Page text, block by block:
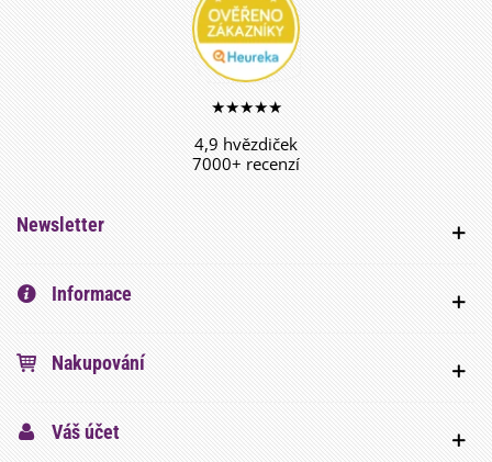
★★★★★
4,9 hvězdiček
7000+ recenzí
Newsletter
Informace
Nakupování
Váš účet